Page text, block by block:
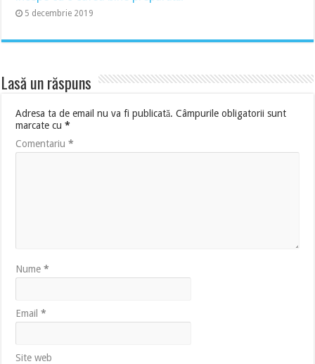
5 decembrie 2019
Lasă un răspuns
Adresa ta de email nu va fi publicată. Câmpurile obligatorii sunt
marcate cu*
Comentariu*
Nume*
Email*
Site web